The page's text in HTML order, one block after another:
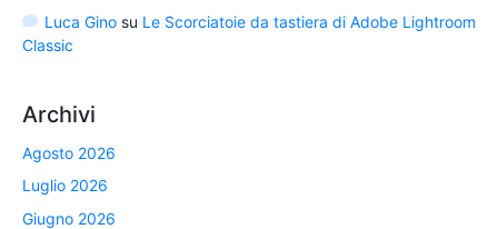
Luca Ginosu Le Scorciatoie da tastiera di Adobe Lightroom
Classic
Archivi
Agosto 2026
Luglio 2026
Giugno 2026